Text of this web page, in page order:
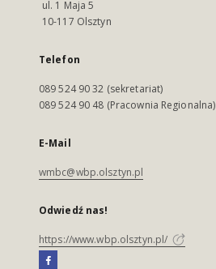
ul. 1 Maja 5
10-117 Olsztyn
Telefon
089 524 90 32 (sekretariat)
089 524 90 48 (Pracownia Regionalna)
E-Mail
wmbc@wbp.olsztyn.pl
Odwiedź nas!
https://www.wbp.olsztyn.pl/